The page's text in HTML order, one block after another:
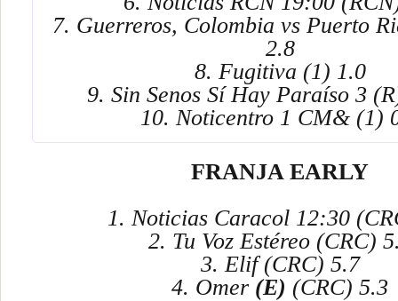
7. Guerreros, Colombia vs Puerto
2.8
8. Fugitiva (1) 1.0
9. Sin Senos Sí Hay Paraíso 3
10. Noticentro 1 CM& (1)
FRANJA EARLY
1. Noticias Caracol 12:30
2. Tu Voz Estéreo (CRC)
3. Elif (CRC) 5.7
4. Omer (E) (CRC) 5.3